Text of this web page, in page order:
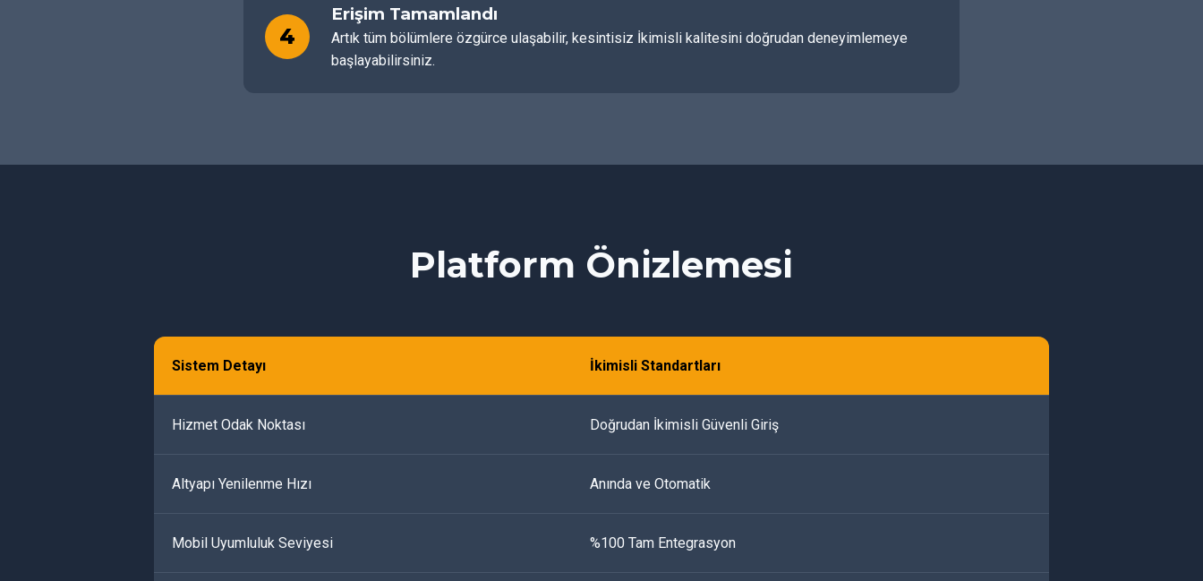
4
Erişim Tamamlandı
Artık tüm bölümlere özgürce ulaşabilir, kesintisiz İkimisli kalitesini doğrudan deneyimlemeye
başlayabilirsiniz.
Platform Önizlemesi
Sistem Detayı İkimisli Standartları
Hizmet Odak Noktası Doğrudan İkimisli Güvenli Giriş
Altyapı Yenilenme Hızı Anında ve Otomatik
Mobil Uyumluluk Seviyesi %100 Tam Entegrasyon